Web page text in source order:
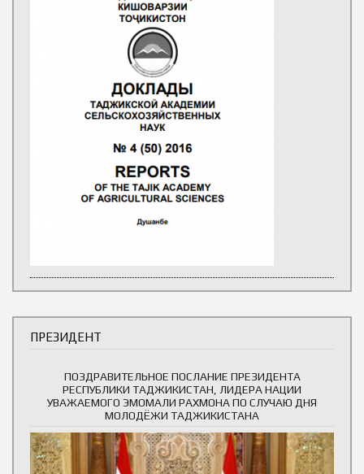
ПРЕЗИДЕНТ
ПОЗДРАВИТЕЛЬНОЕ ПОСЛАНИЕ ПРЕЗИДЕНТА
РЕСПУБЛИКИ ТАДЖИКИСТАН, ЛИДЕРА НАЦИИ
УВАЖАЕМОГО ЭМОМАЛИ РАХМОНА ПО СЛУЧАЮ ДНЯ
МОЛОДЁЖИ ТАДЖИКИСТАНА